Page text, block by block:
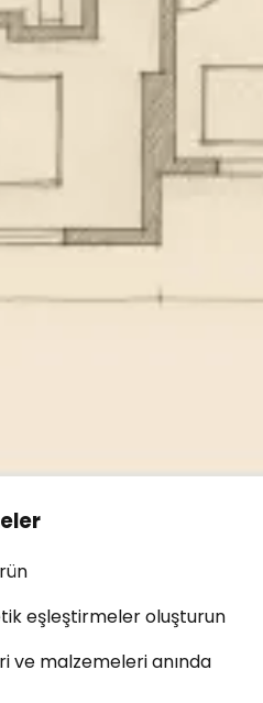
eşleştirmeler oluşturun
ve malzemeleri anında